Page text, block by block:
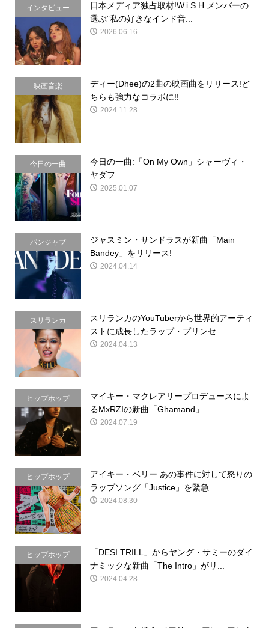
インタビュー
日本メディア独占取材!W.i.S.H.メンバーの
選ぶ”私の好きなインド音...
2026.06.16
映画音楽
ディー(Dhee)の2曲の映画曲をリリース!ど
ちらも強力なコラボに!!
2024.11.28
今日の一曲
今日の一曲:「On My Own」シャーヴィ・
ヤダフ
2025.01.07
パンジャブ
ジャスミン・サンドラスが新曲「Main
Bandey」をリリース!
2024.04.14
スリランカ
スリランカのYouTuberから世界的アーティ
ストに成長したラップ・プリンセ...
2024.04.13
ヒップホップ
マイキー・マクレアリープロデュースによ
るMxRZIの新曲「Ghamand」
2024.07.19
ヒップホップ
アイキー・ベリー あの事件に対して怒りの
ラップソング「Justice」を緊急...
2024.08.30
ヒップホップ
「DESI TRILL」からヤング・サミーのダイ
ナミックな新曲「The Intro」がリ...
2024.04.28